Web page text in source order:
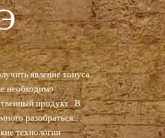
явление тонуса
необходимо
продукт . В
разобраться…
технологии